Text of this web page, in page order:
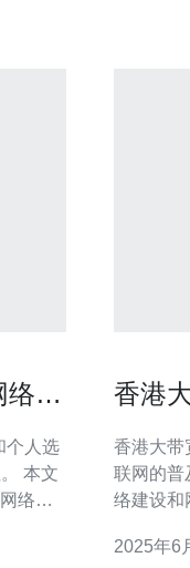
连
络连
中国
香港
香港大带
联网的普
络建设和
作为一种
2025年6